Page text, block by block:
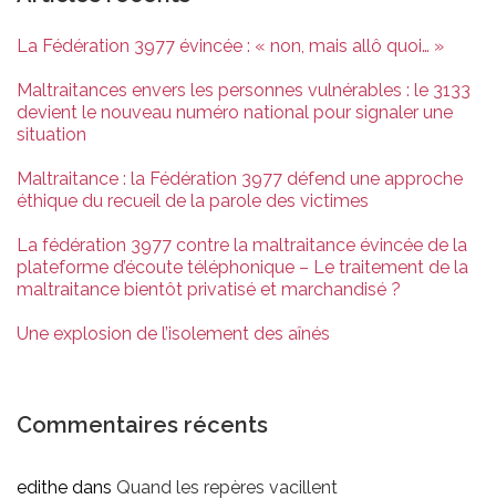
La Fédération 3977 évincée : « non, mais allô quoi… »
Maltraitances envers les personnes vulnérables : le 3133
devient le nouveau numéro national pour signaler une
situation
Maltraitance : la Fédération 3977 défend une approche
éthique du recueil de la parole des victimes
La fédération 3977 contre la maltraitance évincée de la
plateforme d’écoute téléphonique – Le traitement de la
maltraitance bientôt privatisé et marchandisé ?
Une explosion de l’isolement des aînés
Commentaires récents
edithe dans Quand les repères vacillent